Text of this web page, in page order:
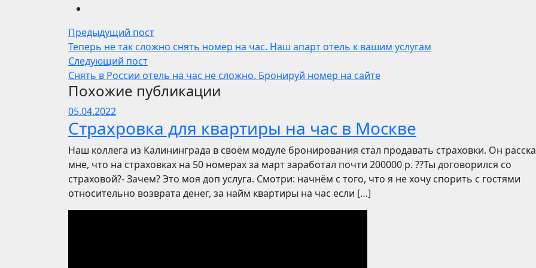
Предыдущий пост
Теперь не так сложно снять номер на час. Наш апарт отель к вашим услугам
Следующий пост
Снять в России отель на час не сложно. Бронируй номер на сайте
Похожие публикации
05.04.2022
Страхровка для квартиры на час в Москве
Наш коллега из Калининграда в своём модуле бронирования стал продавать страховки. Он
мне, что на страховках на 50 номерах за март заработал почти 200000 р. ??Ты договорился со
страховой?- Зачем? Это моя доп услуга. Смотри: начнём с того, что я не хочу спорить с гостями
относительно возврата денег, за найм квартиры на час если […]